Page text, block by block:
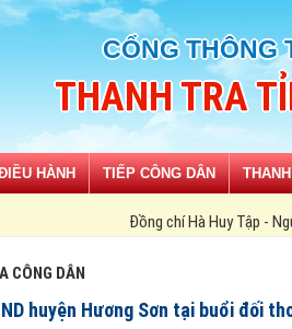
CỔNG THÔNG
THANH TRA
HÀNH TIẾP CÔNG DÂN
chí Hà Huy Tập - Người đảng viên cộng
CÔNG DÂN
huyện Hương Sơn tại buổi đối